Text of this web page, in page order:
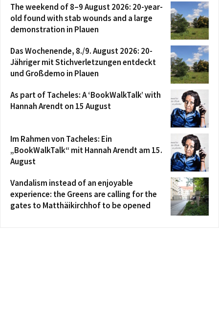
The weekend of 8–9 August 2026: 20-year-
old found with stab wounds and a large
demonstration in Plauen
Das Wochenende, 8./9. August 2026: 20-
Jähriger mit Stichverletzungen entdeckt
und Großdemo in Plauen
As part of Tacheles: A ‘BookWalkTalk’ with
Hannah Arendt on 15 August
Im Rahmen von Tacheles: Ein
„BookWalkTalk“ mit Hannah Arendt am 15.
August
Vandalism instead of an enjoyable
experience: the Greens are calling for the
gates to Matthäikirchhof to be opened